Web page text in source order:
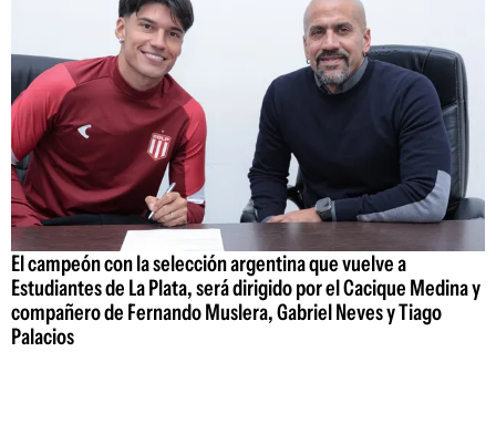
El campeón con la selección argentina que vuelve a
Estudiantes de La Plata, será dirigido por el Cacique Medina y
compañero de Fernando Muslera, Gabriel Neves y Tiago
Palacios